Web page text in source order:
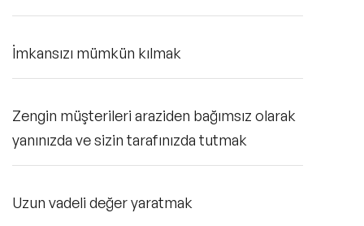
🔥 Yapay Zeka Konuşmacıları
İmkansızı mümkün kılmak
Zengin müşterileri araziden bağımsız olarak
yanınızda ve sizin tarafınızda tutmak
Uzun vadeli değer yaratmak